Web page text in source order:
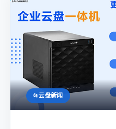
云盘新闻